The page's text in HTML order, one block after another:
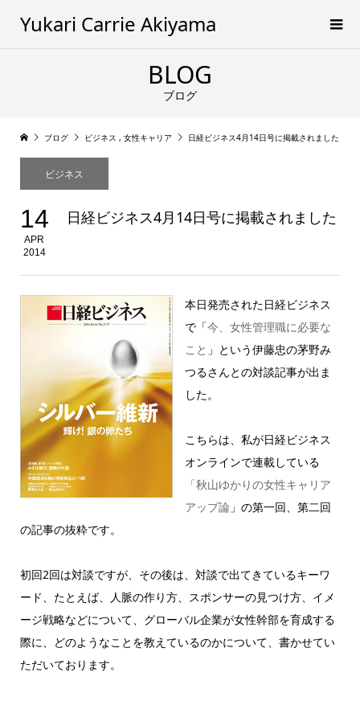
Yukari Carrie Akiyama
BLOG
ブログ
ブログ ビジネス , 女性キャリア 日経ビジネス4月14日号に掲載されました
ビジネス
14
APR
2014
日経ビジネス4月14日号に掲載されました
本日発売された日経ビジネス
で「今、女性管理職に必要な
こと 」という伊藤忠の茅野み
つるさんとの対談記事が出ま
した。
こちらは、私が日経ビジネス
オンラインで連載している
「秋山ゆかりの女性キャリア
アップ論」の第一回、第二回
の記事の抜粋です。
初回2回は対談ですが、その後は、対談で出てきているキーワ
ード、たとえば、人脈の作り方、スポンサーの見つけ方、イメ
ージ戦略などについて、グローバル企業が女性幹部を育成する
際に、どのようなことを教えているのかについて、書かせてい
ただいております。